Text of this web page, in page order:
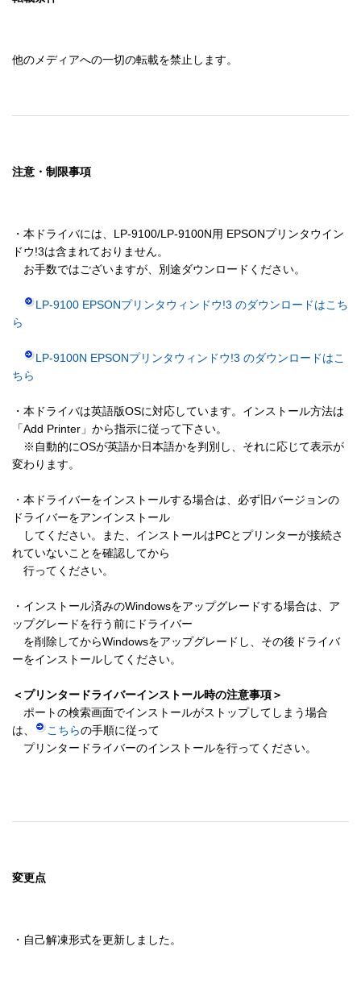
他のメディアへの一切の転載を禁止します。
注意・制限事項
・本ドライバには、LP-9100/LP-9100N用 EPSONプリンタウイン
ドウ!3は含まれておりません。
お手数ではございますが、別途ダウンロードください。
LP-9100 EPSONプリンタウィンドウ!3 のダウンロードはこち
ら
LP-9100N EPSONプリンタウィンドウ!3 のダウンロードはこ
ちら
・本ドライバは英語版OSに対応しています。インストール方法は
「Add Printer」から指示に従って下さい。
※自動的にOSが英語か日本語かを判別し、それに応じて表示が
変わります。
・本ドライバーをインストールする場合は、必ず旧バージョンの
ドライバーをアンインストール
してください。また、インストールはPCとプリンターが接続さ
れていないことを確認してから
行ってください。
・インストール済みのWindowsをアップグレードする場合は、ア
ップグレードを行う前にドライバー
を削除してからWindowsをアップグレードし、その後ドライバ
ーをインストールしてください。
＜プリンタードライバーインストール時の注意事項＞
ポートの検索画面でインストールがストップしてしまう場合
は、
こちらの手順に従って
プリンタードライバーのインストールを行ってください。
変更点
・自己解凍形式を更新しました。